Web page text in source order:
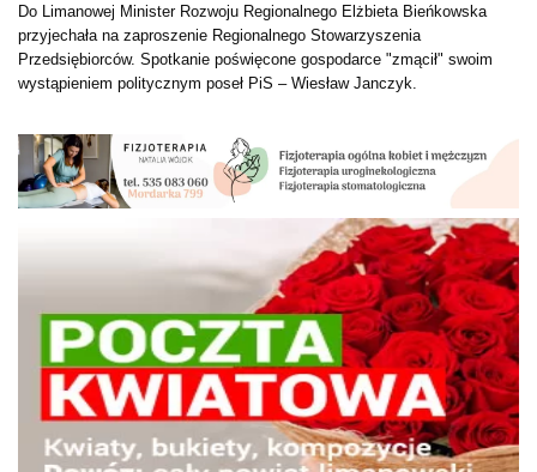
Do Limanowej Minister Rozwoju Regionalnego Elżbieta Bieńkowska
przyjechała na zaproszenie Regionalnego Stowarzyszenia
Przedsiębiorców. Spotkanie poświęcone gospodarce "zmącił" swoim
wystąpieniem politycznym poseł PiS – Wiesław Janczyk.